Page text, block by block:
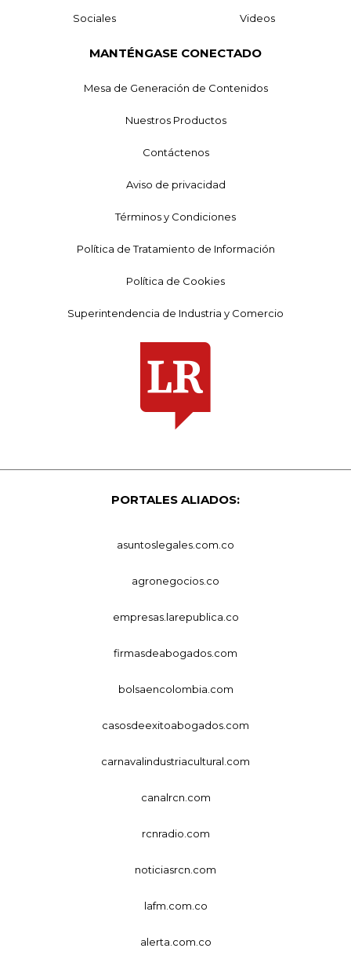
Sociales Videos
MANTÉNGASE CONECTADO
Mesa de Generación de Contenidos
Nuestros Productos
Contáctenos
Aviso de privacidad
Términos y Condiciones
Política de Tratamiento de Información
Política de Cookies
Superintendencia de Industria y Comercio
PORTALES ALIADOS:
asuntoslegales.com.co
agronegocios.co
empresas.larepublica.co
firmasdeabogados.com
bolsaencolombia.com
casosdeexitoabogados.com
carnavalindustriacultural.com
canalrcn.com
rcnradio.com
noticiasrcn.com
lafm.com.co
alerta.com.co